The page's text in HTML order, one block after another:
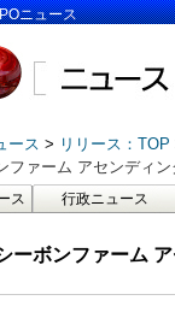
ニュース
ース リリース：TOP
ファーム アセンディ
ス 行政ニュース
ーボンファーム